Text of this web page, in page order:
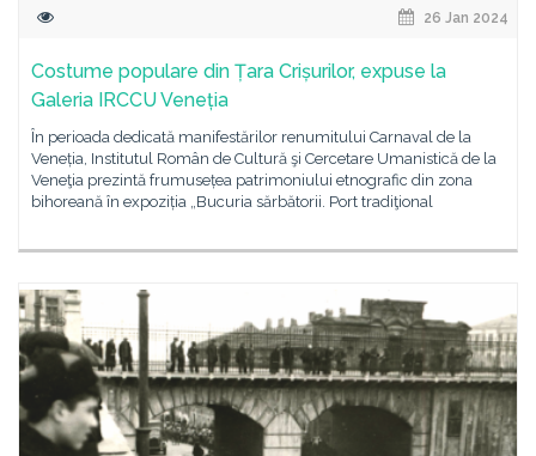
26 Jan 2024
Costume populare din Țara Crișurilor, expuse la
Galeria IRCCU Veneția
În perioada dedicată manifestărilor renumitului Carnaval de la
Veneția, Institutul Român de Cultură şi Cercetare Umanistică de la
Veneţia prezintă frumusețea patrimoniului etnografic din zona
bihoreană în expoziția „Bucuria sărbătorii. Port tradiţional